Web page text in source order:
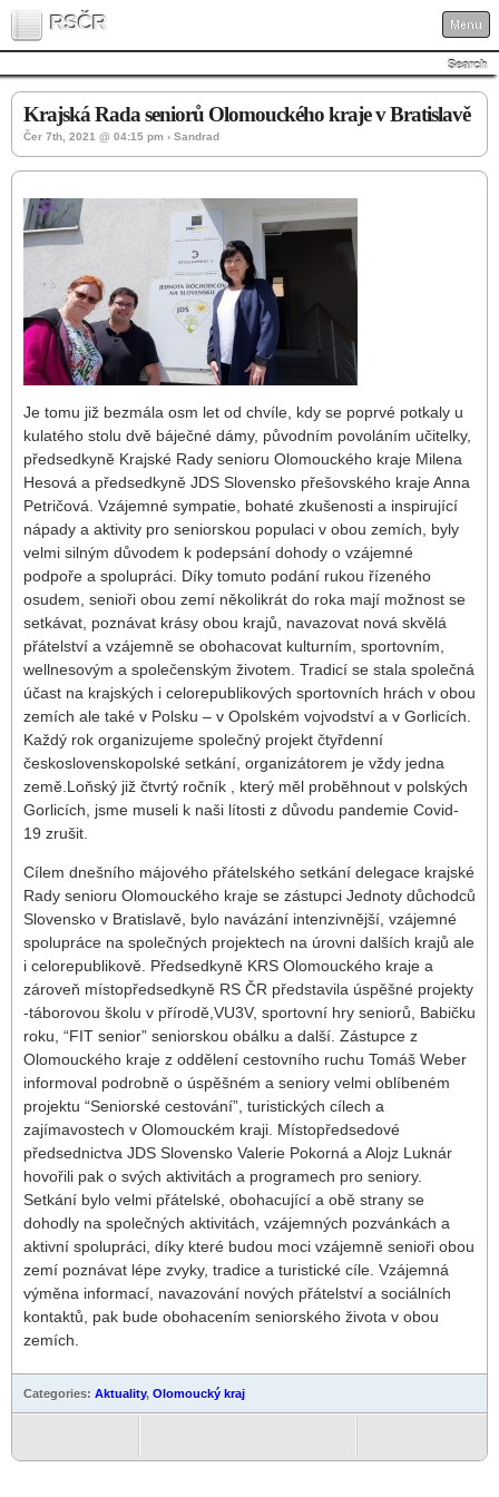
RSČR Menu
Search
Krajská Rada seniorů Olomouckého kraje v Bratislavě
Čer 7th, 2021 @ 04:15 pm › Sandrad
Je tomu již bezmála osm let od chvíle, kdy se poprvé potkaly u
kulatého stolu dvě báječné dámy, původním povoláním učitelky,
předsedkyně Krajské Rady senioru Olomouckého kraje Milena
Hesová a předsedkyně JDS Slovensko přešovského kraje Anna
Petričová. Vzájemné sympatie, bohaté zkušenosti a inspirující
nápady a aktivity pro seniorskou populaci v obou zemích, byly
velmi silným důvodem k podepsání dohody o vzájemné
podpoře a spolupráci. Díky tomuto podání rukou řízeného
osudem, senioři obou zemí několikrát do roka mají možnost se
setkávat, poznávat krásy obou krajů, navazovat nová skvělá
přátelství a vzájemně se obohacovat kulturním, sportovním,
wellnesovým a společenským životem. Tradicí se stala společná
účast na krajských i celorepublikových sportovních hrách v obou
zemích ale také v Polsku – v Opolském vojvodství a v Gorlicích.
Každý rok organizujeme společný projekt čtyřdenní
československopolské setkání, organizátorem je vždy jedna
země.Loňský již čtvrtý ročník , který měl proběhnout v polských
Gorlicích, jsme museli k naši lítosti z důvodu pandemie Covid-
19 zrušit.
Cílem dnešního májového přátelského setkání delegace krajské
Rady senioru Olomouckého kraje se zástupci Jednoty důchodců
Slovensko v Bratislavě, bylo navázání intenzivnější, vzájemné
spolupráce na společných projektech na úrovni dalších krajů ale
i celorepublikově. Předsedkyně KRS Olomouckého kraje a
zároveň místopředsedkyně RS ČR představila úspěšné projekty
-táborovou školu v přírodě,VU3V, sportovní hry seniorů, Babičku
roku, “FIT senior” seniorskou obálku a další. Zástupce z
Olomouckého kraje z oddělení cestovního ruchu Tomáš Weber
informoval podrobně o úspěšném a seniory velmi oblíbeném
projektu “Seniorské cestování”, turistických cílech a
zajímavostech v Olomouckém kraji. Místopředsedové
předsednictva JDS Slovensko Valerie Pokorná a Alojz Luknár
hovořili pak o svých aktivitách a programech pro seniory.
Setkání bylo velmi přátelské, obohacující a obě strany se
dohodly na společných aktivitách, vzájemných pozvánkách a
aktivní spolupráci, díky které budou moci vzájemně senioři obou
zemí poznávat lépe zvyky, tradice a turistické cíle. Vzájemná
výměna informací, navazování nových přátelství a sociálních
kontaktů, pak bude obohacením seniorského života v obou
zemích.
Categories: Aktuality, Olomoucký kraj